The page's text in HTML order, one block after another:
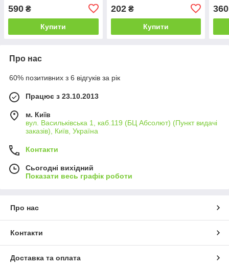
590 ₴
Купити
202₴
Купити
360
Про нас
60% позитивних з 6 відгуків за рік
Працює з 23.10.2013
м. Київ
вул. Васильківська 1, каб.119 (БЦ Абсолют) (Пункт видачі
заказів), Київ, Україна
Контакти
Сьогодні вихідний
Показати весь графік роботи
Про нас
Контакти
Доставка та оплата